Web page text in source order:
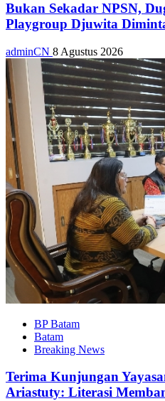
Bukan Sekadar NPSN,
Playgroup Djuwita
adminCN 8 Agustus 2026
BP Batam
Batam
Breaking News
Terima Kunjungan
Ariastuty: Literasi